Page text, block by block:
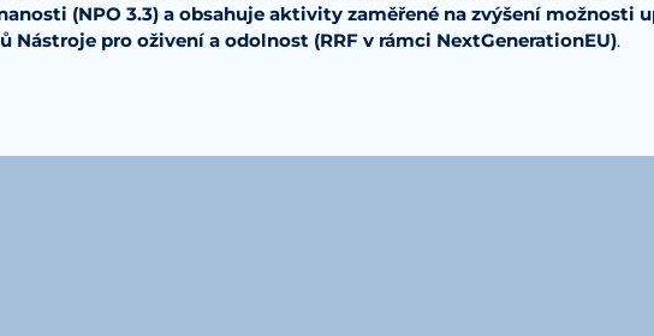
(NPO 3.3) a obsahuje aktivity zaměřené na zvýšení možnosti
Nástroje pro oživení a odolnost (RRF v rámci NextGenerationEU).